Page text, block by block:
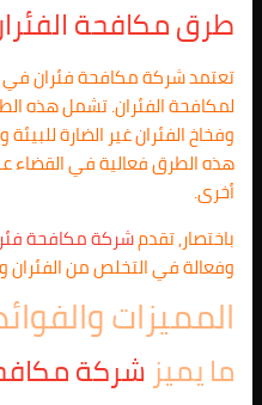
طرق مكافحة
تعتمد شركة مكافحة فئران
لمكافحة الفئران. تشمل هذه
وفخاخ الفئران غير الضارة
هذه الطرق فعالية في القضاء
أخرى.
باختصار, تقدمشركة مكافحة
وفعالة في التخلص من
المميزات
ما يميزشركة